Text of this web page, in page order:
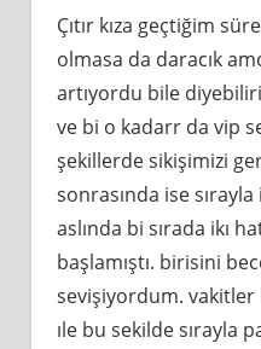
Çıtır kıza geçtiğim
olmasa da daracık
artıyordu bile
ve bi o kadarr da vip
şekillerde sikişimizi
sonrasında ise
aslında bi sırada ikı
başlamıştı. birisini
sevişiyordum.
ıle bu sekilde sırayla